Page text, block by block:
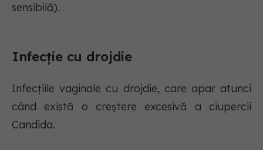
sensibilă).
Infecție cu drojdie
Infecțiile vaginale cu drojdie, care apar atunci
când există o creștere excesivă a ciupercii
Candida.